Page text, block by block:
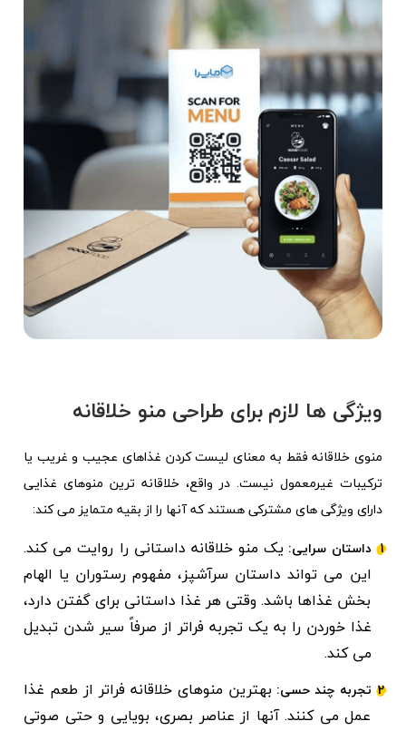
ویژگی ها لازم برای طراحی منو خلاقانه
منوی خلاقانه فقط به معنای لیست کردن غذاهای عجیب و غریب یا
ترکیبات غیرمعمول نیست. در واقع، خلاقانه ترین منوهای غذایی
دارای ویژگی های مشترکی هستند که آنها را از بقیه متمایز می کند:
داستان سرایی: یک منو خلاقانه داستانی را روایت می کند.
این می تواند داستان سرآشپز، مفهوم رستوران یا الهام
بخش غذاها باشد. وقتی هر غذا داستانی برای گفتن دارد،
غذا خوردن را به یک تجربه فراتر از صرفاً سیر شدن تبدیل
می کند.
تجربه چند حسی: بهترین منوهای خلاقانه فراتر از طعم غذا
عمل می کنند. آنها از عناصر بصری، بویایی و حتی صوتی